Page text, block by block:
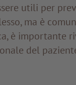
utili per
ma è
è importante
del